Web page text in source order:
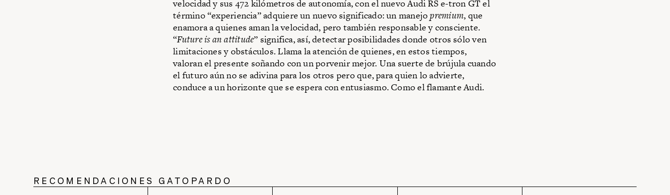
velocidad y sus 472 kilómetros de autonomía, con el nuevo Audi RS e-tron GT el
término “experiencia” adquiere un nuevo significado: un manejopremium, que
enamora a quienes aman la velocidad, pero también responsable y consciente.
“Future is an attitude” significa, así, detectar posibilidades donde otros sólo ven
limitaciones y obstáculos. Llama la atención de quienes, en estos tiempos,
valoran el presente soñando con un porvenir mejor. Una suerte de brújula cuando
el futuro aún no se adivina para los otros pero que, para quien lo advierte,
conduce a un horizonte que se espera con entusiasmo. Como el flamante Audi.
RECOMENDACIONES GATOPARDO